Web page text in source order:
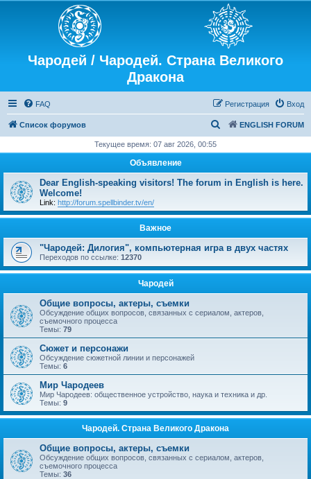
Чародей / Чародей. Страна Великого
Дракона
FAQ Вход
Регистрация
Список форумов ENGLISH FORUM
с
Текущее время: 07 авг 2026, 00:55
Объявление
Dear English-speaking visitors! The forum in English is here.
Welcome!
Link: http://forum.spellbinder.tv/en/
Важное
"Чародей: Дилогия", компьютерная игра в двух частях
Переходов по ссылке: 12370
Чародей
Общие вопросы, актеры, съемки
Обсуждение общих вопросов, связанных с сериалом, актеров,
съемочного процесса
Темы: 79
Сюжет и персонажи
Обсуждение сюжетной линии и персонажей
Темы: 6
Мир Чародеев
Мир Чародеев: общественное устройство, наука и техника и др.
Темы: 9
Чародей. Страна Великого Дракона
Общие вопросы, актеры, съемки
Обсуждение общих вопросов, связанных с сериалом, актеров,
съемочного процесса
Темы: 36